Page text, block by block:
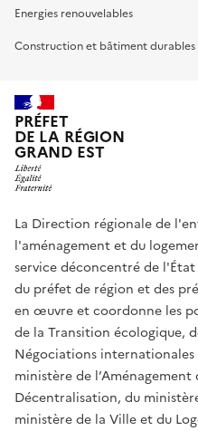
Energies renouvelables
Construction et bâtiment durables
PRÉFET
DE LA RÉGION
GRAND EST
La Direction régionale de
l'aménagement et du
service déconcentré de
du préfet de région et des
en œuvre et coordonne les
de la Transition écologique,
Négociations
ministère de
Décentralisation, du
ministère de la Ville et du